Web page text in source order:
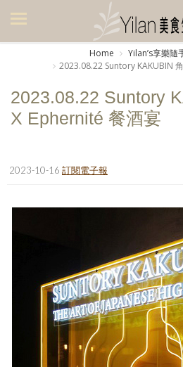
美食集
美飲集
廚房集
旅遊集
餐桌週記
享樂隨手拍
照相簿
Home Yilanʼs享樂隨
2023.08.22 Suntory KAKUBIN
2023.08.22 Suntory
X Ephernité 餐酒宴
2023-10-16 訂閱電子報